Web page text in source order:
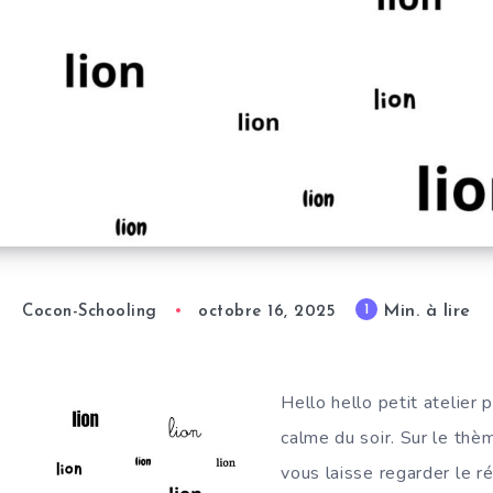
Cocon-Schooling octobre 16, 2025 Min. à lire
Hello hello petit atelier
calme du soir. Sur le
vous laisse regarder le